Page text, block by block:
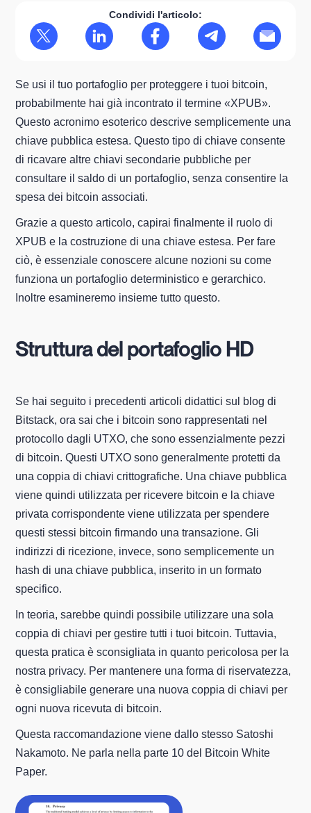
Condividi l'articolo:
Se usi il tuo portafoglio per proteggere i tuoi bitcoin,
probabilmente hai già incontrato il termine «XPUB».
Questo acronimo esoterico descrive semplicemente una
chiave pubblica estesa. Questo tipo di chiave consente
di ricavare altre chiavi secondarie pubbliche per
consultare il saldo di un portafoglio, senza consentire la
spesa dei bitcoin associati.
Grazie a questo articolo, capirai finalmente il ruolo di
XPUB e la costruzione di una chiave estesa. Per fare
ciò, è essenziale conoscere alcune nozioni su come
funziona un portafoglio deterministico e gerarchico.
Inoltre esamineremo insieme tutto questo.
Struttura del portafoglio HD
Se hai seguito i precedenti articoli didattici sul blog di
Bitstack, ora sai che i bitcoin sono rappresentati nel
protocollo dagli UTXO, che sono essenzialmente pezzi
di bitcoin. Questi UTXO sono generalmente protetti da
una coppia di chiavi crittografiche. Una chiave pubblica
viene quindi utilizzata per ricevere bitcoin e la chiave
privata corrispondente viene utilizzata per spendere
questi stessi bitcoin firmando una transazione. Gli
indirizzi di ricezione, invece, sono semplicemente un
hash di una chiave pubblica, inserito in un formato
specifico.
In teoria, sarebbe quindi possibile utilizzare una sola
coppia di chiavi per gestire tutti i tuoi bitcoin. Tuttavia,
questa pratica è sconsigliata in quanto pericolosa per la
nostra privacy. Per mantenere una forma di riservatezza,
è consigliabile generare una nuova coppia di chiavi per
ogni nuova ricevuta di bitcoin.
Questa raccomandazione viene dallo stesso Satoshi
Nakamoto. Ne parla nella parte 10 del Bitcoin White
Paper.